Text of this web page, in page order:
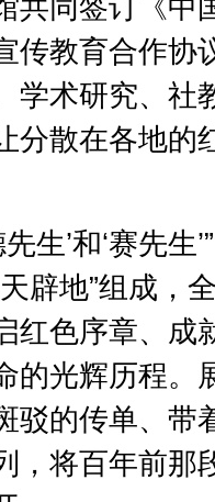
共同签订《中
传教育合作协
学术研究、社
分散在各地的
’和‘赛先生
辟地”组成，
红色序章、成
的光辉历程。
驳的传单、带
，将百年前那